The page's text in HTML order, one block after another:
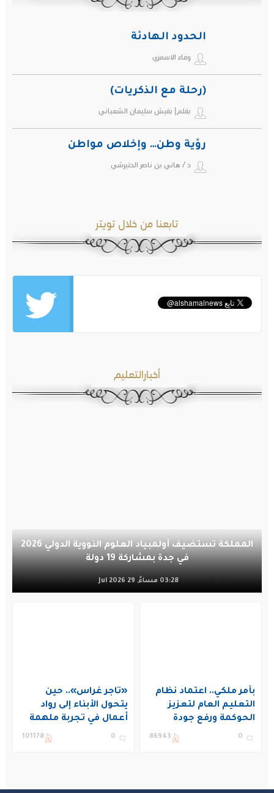
الحدود الهادئة
وفاء الاسمري
(رحلة مع الذكريات)
بقلم| بقيش سليمان الشعباني
رؤية وطن… وإخلاص مواطن
د / هاني بن ناصر الحتيرشي
تابعنا من خلال تويتر
أخبارالتعليم
المملكة تستضيف أولمبياد العلوم النووية الدولي 2026
في جدة بمشاركة 19 دولة
03:28 مساءً, 29 Jul 2026
بأمر ملكي.. اعتماد نظام
التعليم العام لتعزيز
الحوكمة ورفع جودة
التعليم في المملكة
0
86943
«تاجر غراس».. حين
يتحول الأبناء إلى رواد
أعمال في تجربة ملهمة
بنادي غراس الصيفي
0
101178